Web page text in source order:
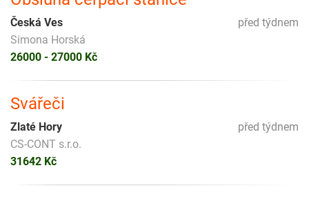
před týdnem
Česká Ves
Simona Horská
26000 - 27000 Kč
Svářeči
před týdnem
Zlaté Hory
CS-CONT s.r.o.
31642 Kč